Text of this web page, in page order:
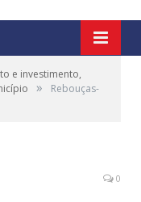
e investimento,
»
Rebouças-
0